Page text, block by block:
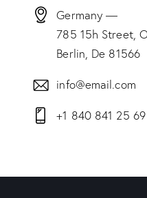
Germany —
785 15h Street,
Berlin, De 81566
info@email.com
+1 840 841 25 69